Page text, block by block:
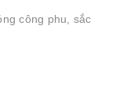
công phu, sắc